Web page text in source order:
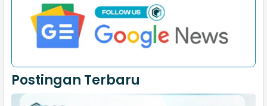
Postingan Terbaru